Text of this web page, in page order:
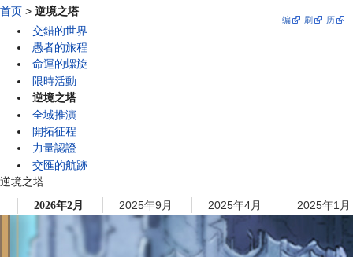
编 刷 历
首页 > 逆境之塔
交錯的世界
愚者的旅程
命運的螺旋
限時活動
逆境之塔
全域推演
開拓征程
力量認證
交匯的航跡
逆境之塔
2026年2月 2025年9月 2025年4月 2025年1月